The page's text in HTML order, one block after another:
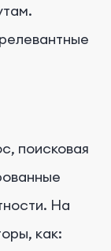
поисковая
На
как: